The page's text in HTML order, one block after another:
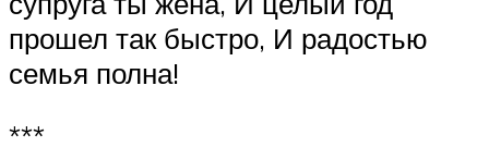
прошел так быстро, И радостью
семья полна!
***